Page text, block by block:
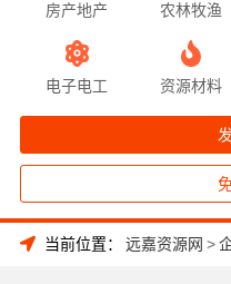
房产地产 农林牧渔
电子电工 资源材料
当前位置： 远嘉资源网 >